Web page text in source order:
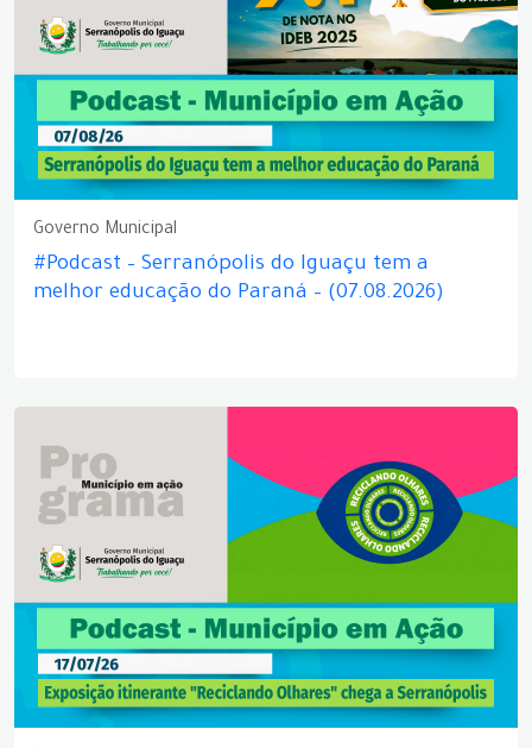
Governo Municipal
#Podcast – Serranópolis do Iguaçu tem a
melhor educação do Paraná – (07.08.2026)